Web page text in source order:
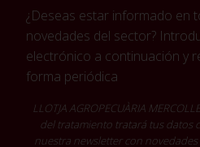
¿Deseas estar informado en
novedades del sector?
electrónico a continuación y
forma periódica
LLOTJA AGROPECUÀRIA
del tratamiento tratará tus datos
nuestra newsletter con